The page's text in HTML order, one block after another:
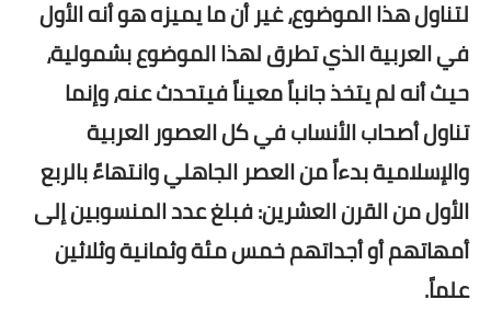
لتناول هذا الموضوع، غير أن ما يميزه هو أنه الأول
في العربية الذي تطرق لهذا الموضوع بشمولية،
حيث أنه لم يتخذ جانباً معيناً فيتحدث عنه، وإنما
تناول أصحاب الأنساب في كل العصور العربية
والإسلامية بدءاً من العصر الجاهلي وانتهاءً بالربع
الأول من القرن العشرين: فبلغ عدد المنسوبين إلى
أمهاتهم أو أجداتهم خمس مئة وثمانية وثلاثين
علماً.